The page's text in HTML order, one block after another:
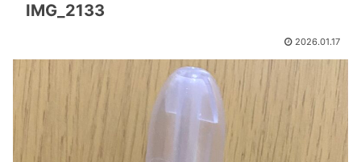
IMG_2133
2026.01.17